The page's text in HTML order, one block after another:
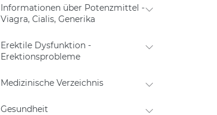
Informationen über Potenzmittel -
Viagra, Cialis, Generika
Erektile Dysfunktion -
Erektionsprobleme
Medizinische Verzeichnis
Gesundheit